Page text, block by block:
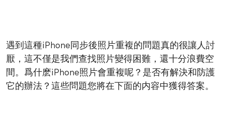
遇到這種iPhone同步後照片重複的問題真的很讓人討
厭，這不僅是我們查找照片變得困難，還十分浪費空
間。爲什麽iPhone照片會重複呢？是否有解決和防護
它的辦法？這些問題您將在下面的内容中獲得答案。